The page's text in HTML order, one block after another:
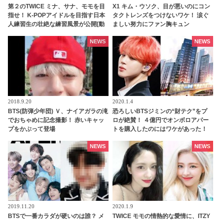
第２のTWICE ミナ、サナ、モモを目
指せ！ K-POPアイドルを目指す日本
人練習生の壮絶な練習風景が公開[動
X1 キム・ウソク、目が悪いのにコン
タクトレンズをつけないワケ！ 涙ぐ
ましい努力にファン胸キュン
2018.9.20
BTS(防弾少年団) Ｖ、ナイアガラの滝
でおちゃめに記念撮影！ 赤いキャッ
プをかぶって登場
NEWS
2020.1.4
恐ろしいBTSジミンの“財テク”をプ
ロが絶賛！ ４億円でオンボロアパー
トを購入したのにはワケがあった！
地主になるってホント？
NEWS
2019.11.20
BTSで一番カラダが硬いのは誰？ メ
NEWS
2020.1.9
TWICE モモの情熱的な愛情に、ITZY
NEWS